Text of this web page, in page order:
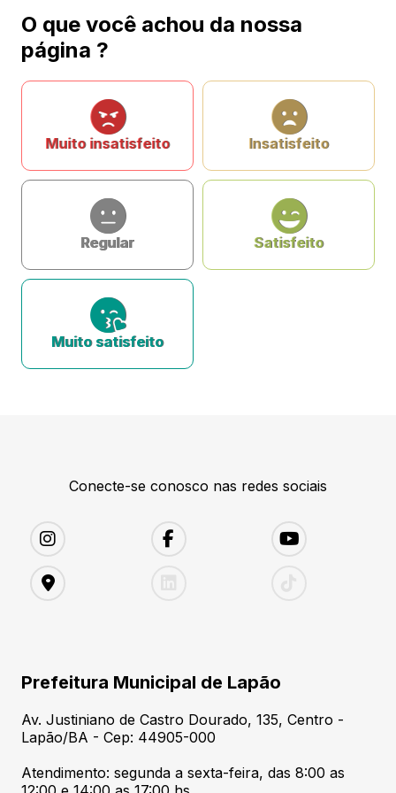
O que você achou da nossa
página ?
Muito insatisfeito Insatisfeito
Regular Satisfeito
Muito satisfeito
Conecte-se conosco nas redes sociais
Prefeitura Municipal de Lapão
Av. Justiniano de Castro Dourado, 135, Centro -
Lapão/BA - Cep: 44905-000
Atendimento: segunda a sexta-feira, das 8:00 as